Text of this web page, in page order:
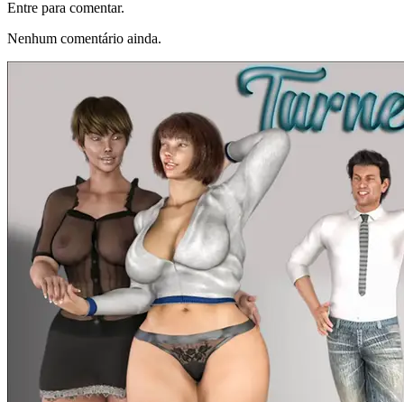
Entre para comentar.
Nenhum comentário ainda.